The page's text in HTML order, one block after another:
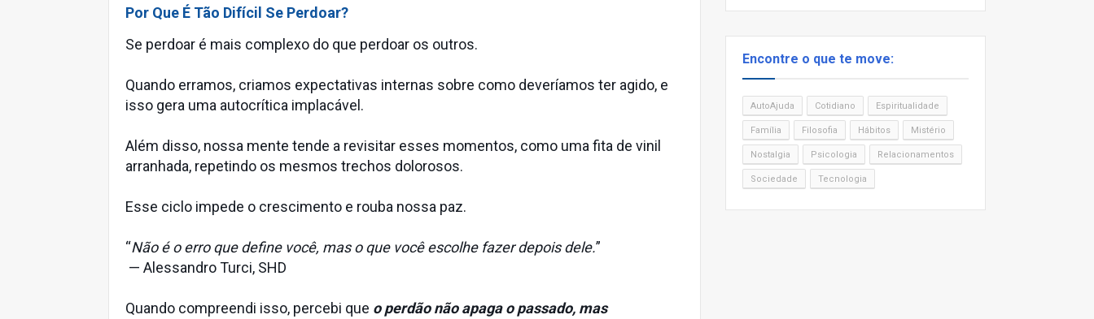
Por Que É Tão Difícil Se Perdoar?
Se perdoar é mais complexo do que perdoar os outros.
Quando erramos, criamos expectativas internas sobre como deveríamos ter agido, e
isso gera uma autocrítica implacável.
Além disso, nossa mente tende a revisitar esses momentos, como uma fita de vinil
arranhada, repetindo os mesmos trechos dolorosos.
Esse ciclo impede o crescimento e rouba nossa paz.
“Não é o erro que define você, mas o que você escolhe fazer depois dele.”
— Alessandro Turci, SHD
Quando compreendi isso, percebi que o perdão não apaga o passado, mas
Encontre o que te move:
AutoAjuda Cotidiano Espiritualidade
Família Filosofia Hábitos Mistério
Nostalgia Psicologia Relacionamentos
Sociedade Tecnologia